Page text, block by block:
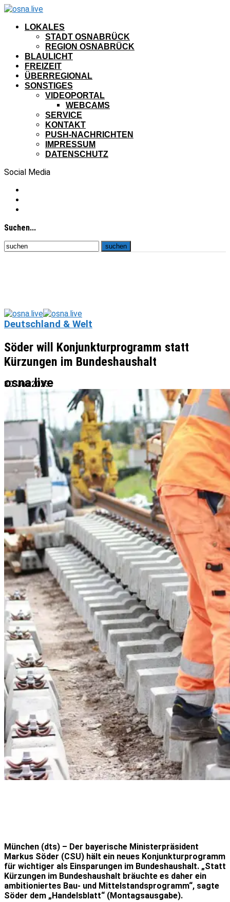
LOKALES
STADT OSNABRÜCK
REGION OSNABRÜCK
BLAULICHT
FREIZEIT
ÜBERREGIONAL
SONSTIGES
VIDEOPORTAL
WEBCAMS
SERVICE
KONTAKT
PUSH-NACHRICHTEN
IMPRESSUM
DATENSCHUTZ
Social Media
Suchen...
osna.live
Deutschland & Welt
Söder will Konjunkturprogramm statt
Kürzungen im Bundeshaushalt
30. Juli 2023
München (dts) – Der bayerische Ministerpräsident
Markus Söder (CSU) hält ein neues Konjunkturprogramm
für wichtiger als Einsparungen im Bundeshaushalt. „Statt
Kürzungen im Bundeshaushalt bräuchte es daher ein
ambitioniertes Bau- und Mittelstandsprogramm“, sagte
Söder dem „Handelsblatt“ (Montagsausgabe).